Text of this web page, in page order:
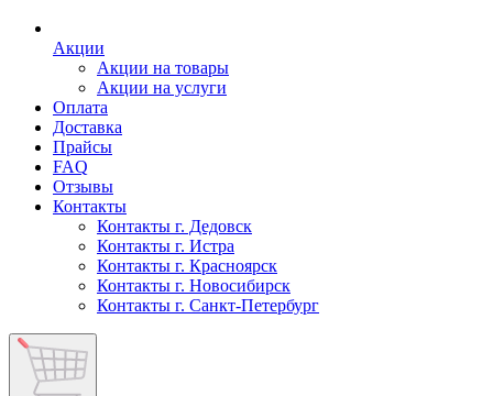
Акции
Акции на товары
Акции на услуги
Оплата
Доставка
Прайсы
FAQ
Отзывы
Контакты
Контакты г. Дедовск
Контакты г. Истра
Контакты г. Красноярск
Контакты г. Новосибирск
Контакты г. Санкт-Петербург